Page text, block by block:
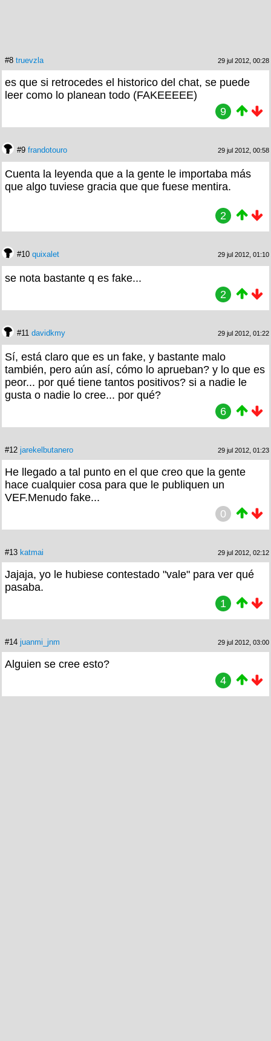
#8 truevzla 29 jul 2012, 00:28
es que si retrocedes el historico del chat, se puede
leer como lo planean todo (FAKEEEEE)
9
#9 frandotouro 29 jul 2012, 00:58
Cuenta la leyenda que a la gente le importaba más
que algo tuviese gracia que que fuese mentira.
2
#10 quixalet 29 jul 2012, 01:10
se nota bastante q es fake...
2
#11 davidkmy 29 jul 2012, 01:22
Sí, está claro que es un fake, y bastante malo
también, pero aún así, cómo lo aprueban? y lo que es
peor... por qué tiene tantos positivos? si a nadie le
gusta o nadie lo cree... por qué?
6
#12 jarekelbutanero 29 jul 2012, 01:23
He llegado a tal punto en el que creo que la gente
hace cualquier cosa para que le publiquen un
VEF.Menudo fake...
0
#13 katmai 29 jul 2012, 02:12
Jajaja, yo le hubiese contestado "vale" para ver qué
pasaba.
1
#14 juanmi_jnm 29 jul 2012, 03:00
Alguien se cree esto?
4